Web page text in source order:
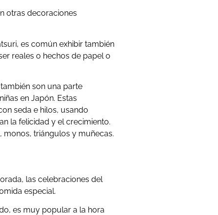
otras decoraciones
es común exhibir también
reales o hechos de papel o
también son una parte
en Japón. Estas
seda e hilos, usando
la felicidad y el crecimiento.
triángulos y muñecas.
las celebraciones del
especial.
es muy popular a la hora